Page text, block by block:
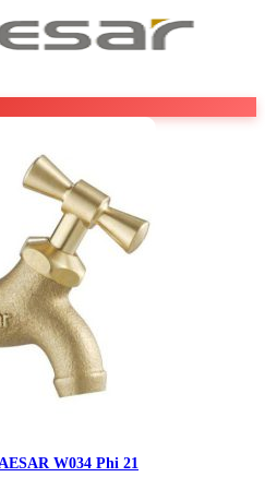
STIEBEL ELTRON
TÂN Á ĐẠI THÀNH
W034 Phi 21